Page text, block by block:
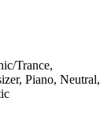
Trance,
Piano, Neutral,